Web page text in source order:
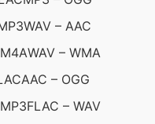
WAV – AAC
WAV – WMA
AAC – OGG
FLAC – WAV